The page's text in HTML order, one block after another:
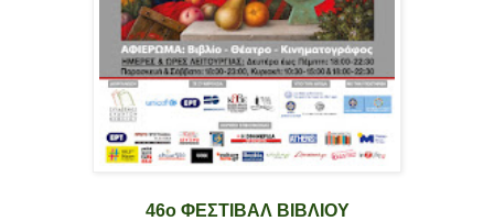
46ο ΦΕΣΤΙΒΑΛ ΒΙΒΛΙΟΥ